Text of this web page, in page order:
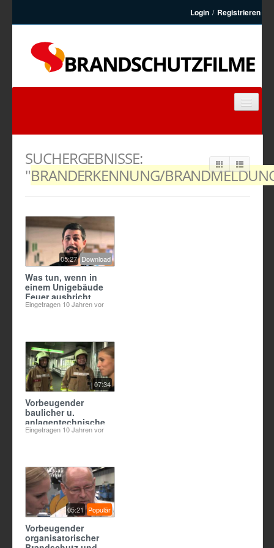
Login / Registrieren
ARTIKEL
KONTAKT
SUCHERGEBNISSE:
"BRANDERKENNUNG/
05:27 Download
Was tun, wenn in
einem Unigebäude
Feuer ausbricht
Eingetragen 10 Jahren vor
07:34
Vorbeugender
baulicher u.
anlagentechnischer
Brandschutz;
2015
Eingetragen 10 Jahren vor
05:21 Populär
Vorbeugender
organisatorischer